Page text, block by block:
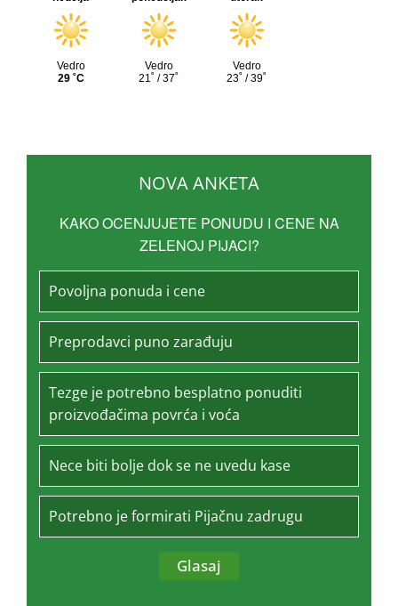
NOVA ANKETA
KAKO OCENJUJETE PONUDU I CENE NA
ZELENOJ PIJACI?
Povoljna ponuda i cene
Preprodavci puno zarađuju
Tezge je potrebno besplatno ponuditi
proizvođačima povrća i voća
Nece biti bolje dok se ne uvedu kase
Potrebno je formirati Pijačnu zadrugu